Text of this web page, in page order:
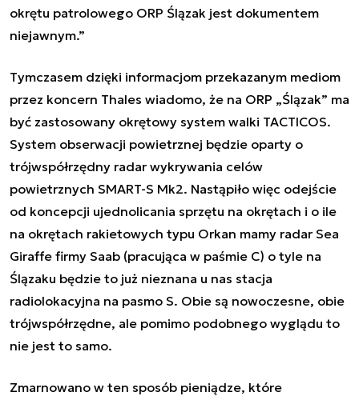
okrętu patrolowego ORP Ślązak jest dokumentem
niejawnym.”
Tymczasem dzięki informacjom przekazanym mediom
przez koncern Thales wiadomo, że na ORP „Ślązak” ma
być zastosowany okrętowy system walki TACTICOS.
System obserwacji powietrznej będzie oparty o
trójwspółrzędny radar wykrywania celów
powietrznych SMART-S Mk2. Nastąpiło więc odejście
od koncepcji ujednolicania sprzętu na okrętach i o ile
na okrętach rakietowych typu Orkan mamy radar Sea
Giraffe firmy Saab (pracująca w paśmie C) o tyle na
Ślązaku będzie to już nieznana u nas stacja
radiolokacyjna na pasmo S. Obie są nowoczesne, obie
trójwspółrzędne, ale pomimo podobnego wyglądu to
nie jest to samo.
Zmarnowano w ten sposób pieniądze, które